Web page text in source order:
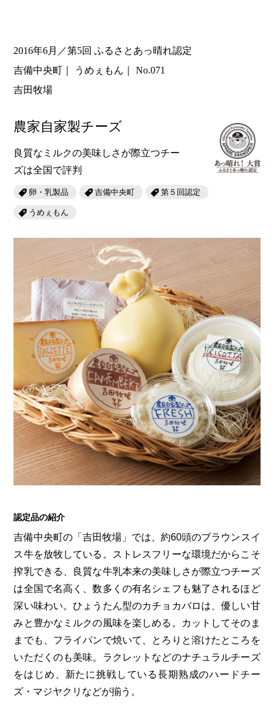
2016年6月／第5回 ふるさとあっ晴れ認定
吉備中央町
うめぇもん
No.071
吉田牧場
農家自家製チーズ
良質なミルクの美味しさが際立つチー
ズは全国で評判
卵・乳製品 吉備中央町 第５回認定
うめぇもん
認定品の紹介
吉備中央町の「吉田牧場」では、約60頭のブラウンスイ
ス牛を放牧している。ストレスフリーな環境だからこそ
搾乳できる、良質な牛乳本来の美味しさが際立つチーズ
は全国で名高く、数多くの有名シェフも魅了されるほど
深い味わい。ひょうたん型のカチョカバロは、優しい甘
みと豊かなミルクの風味を楽しめる。カットしてそのま
までも、フライパンで焼いて、とろりと溶けたところを
いただくのも美味。ラクレットなどのナチュラルチーズ
をはじめ、新たに挑戦している長期熟成のハードチー
ズ・マジヤクリなどが揃う。